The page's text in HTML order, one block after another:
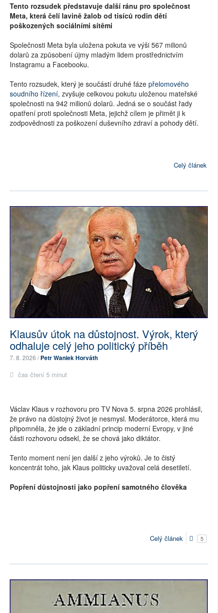
Tento rozsudek představuje další ránu pro společnost
Meta, která čelí lavině žalob od tisíců rodin dětí
poškozených sociálními sítěmi
Společnosti Meta byla uložena pokuta ve výši 567 milionů
dolarů za způsobení újmy mladým lidem prostřednictvím
Instagramu a Facebooku.
Tento rozsudek, který je součástí druhé fáze přelomového
soudního řízení, zvyšuje celkovou pokutu uloženou mateřské
společnosti na 942 milionů dolarů. Jedná se o součást řady
opatření proti společnosti Meta, jejichž cílem je přimět ji k
zodpovědnosti za poškození duševního zdraví a pohody dětí.
Celý článek
Klausův útok na důstojnost. Výrok, který
odhaluje celý jeho politický příběh
7. 8. 2026 /Petr Waniek Horváth
čas čtení 5 minut
Václav Klaus v rozhovoru pro TV Nova 5. srpna 2026 prohlásil,
že právo na důstojný život je nesmysl. Moderátorce, která mu
připomněla, že jde o základní princip moderní Evropy, v jiné
části rozhovoru odsekl, že se chová jako diktátor.
Tento moment není jen další z jeho výroků. Je to čistý
koncentrát toho, jak Klaus politicky uvažoval celá desetiletí.
Popření důstojnosti jako popření samotného člověka
Celý článek 5